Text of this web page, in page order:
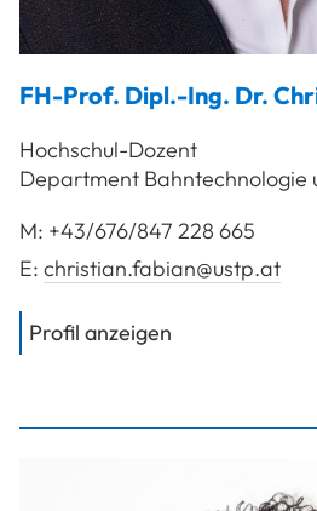
FH-Prof. Dipl.-Ing. Dr.
Hochschul-Dozent
Department Bahntechnologie
M: +43/676/847 228 665
E: christian.fabian@ustp.at
Profil anzeigen